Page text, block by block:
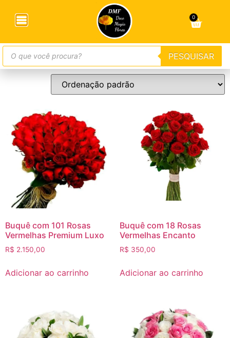
/ Produtos marcados com a tag “buque de flores”
buque de flores
Mostrando todos os 14 resultados
Buquê com 101 Rosas
Vermelhas Premium Luxo
R$ 2.150,00
Adicionar ao carrinho
Buquê com 18 Rosas
Vermelhas Encanto
R$ 350,00
Adicionar ao carrinho
0
PESQUISAR